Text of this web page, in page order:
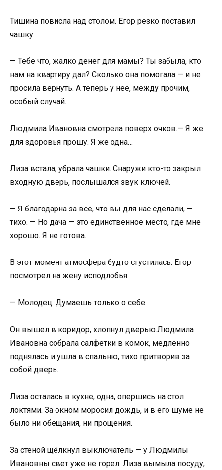
Тишина повисла над столом. Егор резко поставил
чашку:
— Тебе что, жалко денег для мамы? Ты забыла, кто
нам на квартиру дал? Сколько она помогала — и не
просила вернуть. А теперь у неё, между прочим,
особый случай.
Людмила Ивановна смотрела поверх очков.— Я же
для здоровья прошу. Я же одна…
Лиза встала, убрала чашки. Снаружи кто-то закрыл
входную дверь, послышался звук ключей.
— Я благодарна за всё, что вы для нас сделали, —
тихо. — Но дача — это единственное место, где мне
хорошо. Я не готова.
В этот момент атмосфера будто сгустилась. Егор
посмотрел на жену исподлобья:
— Молодец. Думаешь только о себе.
Он вышел в коридор, хлопнул дверью.Людмила
Ивановна собрала салфетки в комок, медленно
поднялась и ушла в спальню, тихо притворив за
собой дверь.
Лиза осталась в кухне, одна, опершись на стол
локтями. За окном моросил дождь, и в его шуме не
было ни обещания, ни прощения.
За стеной щёлкнул выключатель — у Людмилы
Ивановны свет уже не горел. Лиза вымыла посуду,